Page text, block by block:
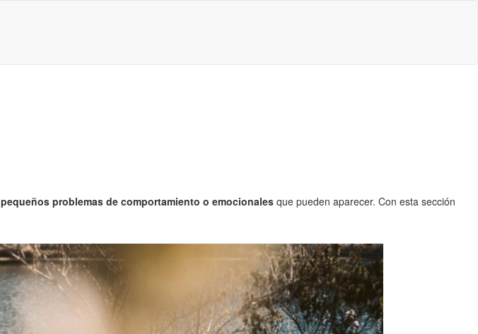
pequeños problemas de comportamiento o emocionales que pueden aparecer. Con esta sección